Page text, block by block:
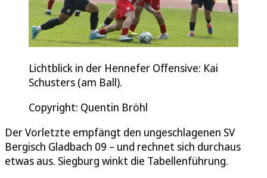
Lichtblick in der Hennefer Offensive: Kai
Schusters (am Ball).
Copyright: Quentin Bröhl
Der Vorletzte empfängt den ungeschlagenen SV
Bergisch Gladbach 09 – und rechnet sich durchaus
etwas aus. Siegburg winkt die Tabellenführung.